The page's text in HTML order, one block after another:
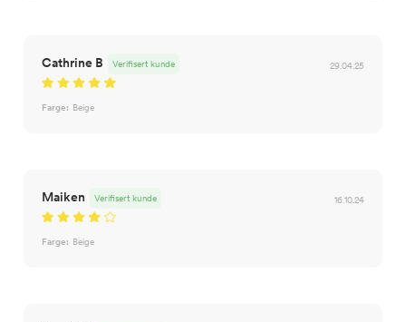
Cathrine B 29.04.25
Verifisert kunde
Farge: Beige
Maiken 16.10.24
Verifisert kunde
Farge: Beige